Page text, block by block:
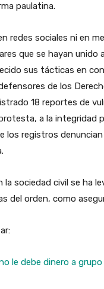
paulatina.
redes sociales ni en
que se hayan
sus tácticas en
de los
18 reportes de
a la integridad
los registros
la sociedad civil se ha
del orden, como
le debe dinero a